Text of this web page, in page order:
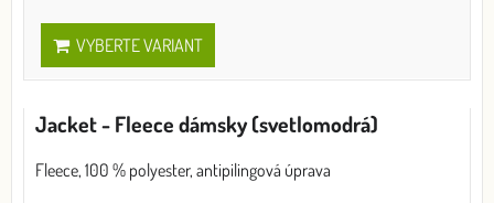
VYBERTE VARIANT
Jacket - Fleece dámsky (svetlomodrá)
Fleece, 100 % polyester, antipilingová úprava